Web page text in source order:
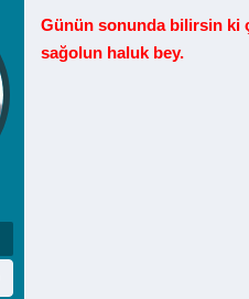
e
r
Günün sonunda bilirsin ki
sağolun haluk bey.